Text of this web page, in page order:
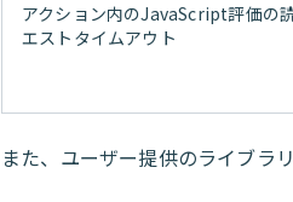
アクション内のJavaScript評価の
エストタイムアウト
また、ユーザー提供のライブラ